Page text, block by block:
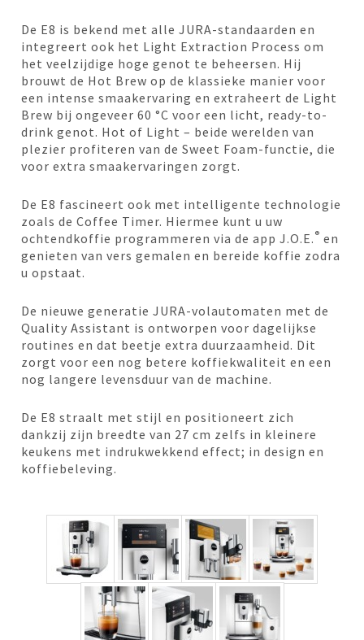
De E8 is bekend met alle JURA-standaarden en
integreert ook het Light Extraction Process om
het veelzijdige hoge genot te beheersen. Hij
brouwt de Hot Brew op de klassieke manier voor
een intense smaakervaring en extraheert de Light
Brew bij ongeveer 60 °C voor een licht, ready-to-
drink genot. Hot of Light – beide werelden van
plezier profiteren van de Sweet Foam-functie, die
voor extra smaakervaringen zorgt.
De E8 fascineert ook met intelligente technologie
zoals de Coffee Timer. Hiermee kunt u uw
ochtendkoffie programmeren via de app J.O.E. ® en
genieten van vers gemalen en bereide koffie zodra
u opstaat.
De nieuwe generatie JURA-volautomaten met de
Quality Assistant is ontworpen voor dagelijkse
routines en dat beetje extra duurzaamheid. Dit
zorgt voor een nog betere koffiekwaliteit en een
nog langere levensduur van de machine.
De E8 straalt met stijl en positioneert zich
dankzij zijn breedte van 27 cm zelfs in kleinere
keukens met indrukwekkend effect; in design en
koffiebeleving.